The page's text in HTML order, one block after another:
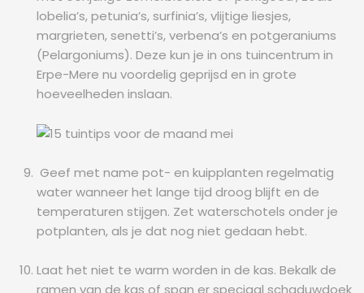
lobelia’s, petunia’s, surfinia’s, vlijtige liesjes,
margrieten, senetti’s, verbena’s en potgeraniums
(Pelargoniums). Deze kun je in ons tuincentrum in
Erpe-Mere nu voordelig geprijsd en in grote
hoeveelheden inslaan.
Geef met name pot- en kuipplanten regelmatig
water wanneer het lange tijd droog blijft en de
temperaturen stijgen. Zet waterschotels onder je
potplanten, als je dat nog niet gedaan hebt.
Laat het niet te warm worden in de kas. Bekalk de
ramen van de kas of span er speciaal schaduwdoek